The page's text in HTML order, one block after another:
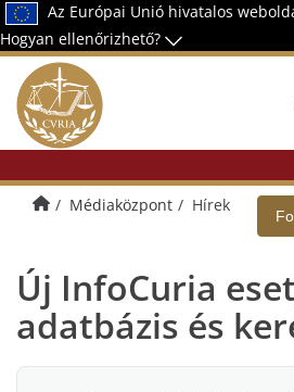
Az Európai Unió hivatalos
Hogyan ellenőrizhető?
Kezdőlap
Médiaközpont Hírek
Új InfoCuria
adatbázis és